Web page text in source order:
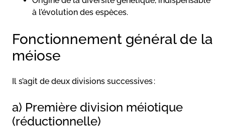
à l’évolution des espèces.
Fonctionnement général de la
méiose
Il s’agit de deux divisions successives :
a) Première division méiotique
(réductionnelle)